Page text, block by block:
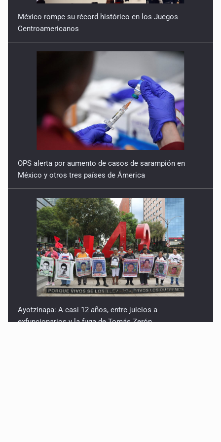
México rompe su récord histórico en los Juegos
Centroamericanos
OPS alerta por aumento de casos de sarampión en
México y otros tres países de Ámerica
Ayotzinapa: A casi 12 años, entre juicios a
exfuncionarios y la fuga de Tomás Zerón